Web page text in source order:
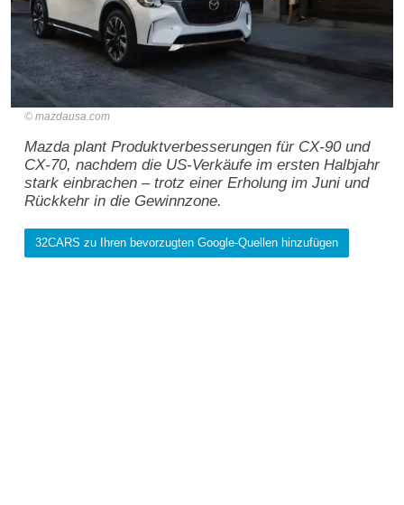
mazdausa.com
Mazda plant Produktverbesserungen für CX-90 und
CX-70, nachdem die US-Verkäufe im ersten Halbjahr
stark einbrachen – trotz einer Erholung im Juni und
Rückkehr in die Gewinnzone.
32CARS zu Ihren bevorzugten Google-Quellen hinzufügen